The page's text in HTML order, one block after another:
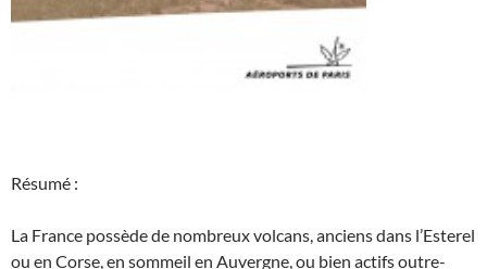
Résumé :
La France possède de nombreux volcans, anciens dans l’Esterel
ou en Corse, en sommeil en Auvergne, ou bien actifs outre-